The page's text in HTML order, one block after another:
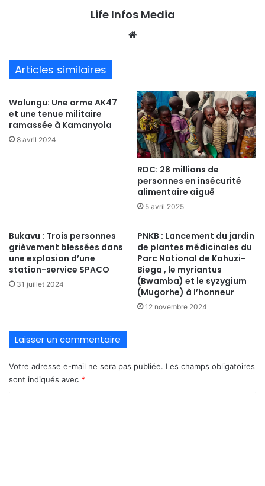
Life Infos Media
Articles similaires
Walungu: Une arme AK47
et une tenue militaire
ramassée à Kamanyola
8 avril 2024
RDC: 28 millions de
personnes en insécurité
alimentaire aiguë
5 avril 2025
Bukavu : Trois personnes
grièvement blessées dans
une explosion d’une
station-service SPACO
31 juillet 2024
PNKB : Lancement du jardin
de plantes médicinales du
Parc National de Kahuzi-
Biega , le myriantus
(Bwamba) et le syzygium
(Mugorhe) à l’honneur
12 novembre 2024
Laisser un commentaire
Votre adresse e-mail ne sera pas publiée. Les champs obligatoires
sont indiqués avec *